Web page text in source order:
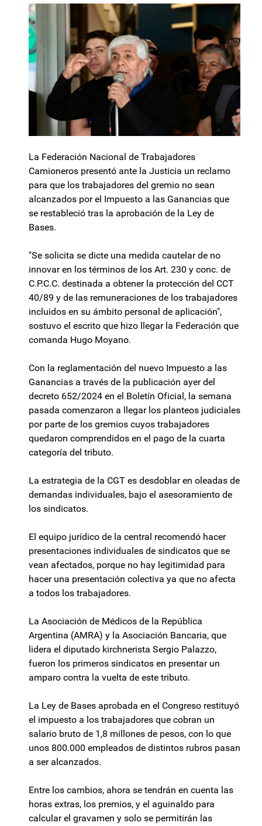
La Federación Nacional de Trabajadores
Camioneros presentó ante la Justicia un reclamo
para que los trabajadores del gremio no sean
alcanzados por el Impuesto a las Ganancias que
se restableció tras la aprobación de la Ley de
Bases.
"Se solicita se dicte una medida cautelar de no
innovar en los términos de los Art. 230 y conc. de
C.P.C.C. destinada a obtener la protección del CCT
40/89 y de las remuneraciones de los trabajadores
incluidos en su ámbito personal de aplicación",
sostuvo el escrito que hizo llegar la Federación que
comanda Hugo Moyano.
Con la reglamentación del nuevo Impuesto a las
Ganancias a través de la publicación ayer del
decreto 652/2024 en el Boletín Oficial, la semana
pasada comenzaron a llegar los planteos judiciales
por parte de los gremios cuyos trabajadores
quedaron comprendidos en el pago de la cuarta
categoría del tributo.
La estrategia de la CGT es desdoblar en oleadas de
demandas individuales, bajo el asesoramiento de
los sindicatos.
El equipo jurídico de la central recomendó hacer
presentaciones individuales de sindicatos que se
vean afectados, porque no hay legitimidad para
hacer una presentación colectiva ya que no afecta
a todos los trabajadores.
La Asociación de Médicos de la República
Argentina (AMRA) y la Asociación Bancaria, que
lidera el diputado kirchnerista Sergio Palazzo,
fueron los primeros sindicatos en presentar un
amparo contra la vuelta de este tributo.
La Ley de Bases aprobada en el Congreso restituyó
el impuesto a los trabajadores que cobran un
salario bruto de 1,8 millones de pesos, con lo que
unos 800.000 empleados de distintos rubros pasan
a ser alcanzados.
Entre los cambios, ahora se tendrán en cuenta las
horas extras, los premios, y el aguinaldo para
calcular el gravamen y solo se permitirán las